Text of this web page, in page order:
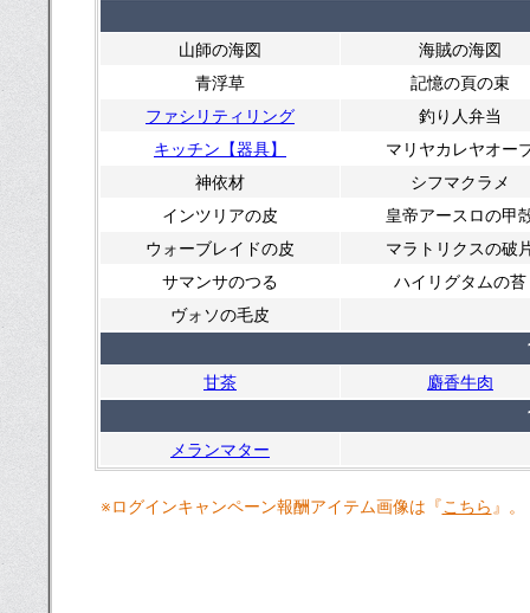
山師の海図
海賊の海図
青浮草
記憶の頁の束
ファシリティリング
釣り人弁当
キッチン【器具】
マリヤカレヤオー
神依材
シフマクラメ
インツリアの皮
皇帝アースロの甲
ウォーブレイドの皮
マラトリクスの破
サマンサのつる
ハイリグタムの苔
ヴォソの毛皮
甘茶
麝香牛肉
メランマター
※ログインキャンペーン報酬アイテム画像は『こちら 』。